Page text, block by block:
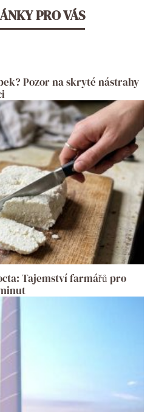
PRO VÁS
Pozor na skryté nástrahy
Tajemství farmářů pro